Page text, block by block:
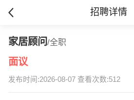
招聘详情
家居顾问/全职
面议
发布时间:2026-08-07 查看次数:512